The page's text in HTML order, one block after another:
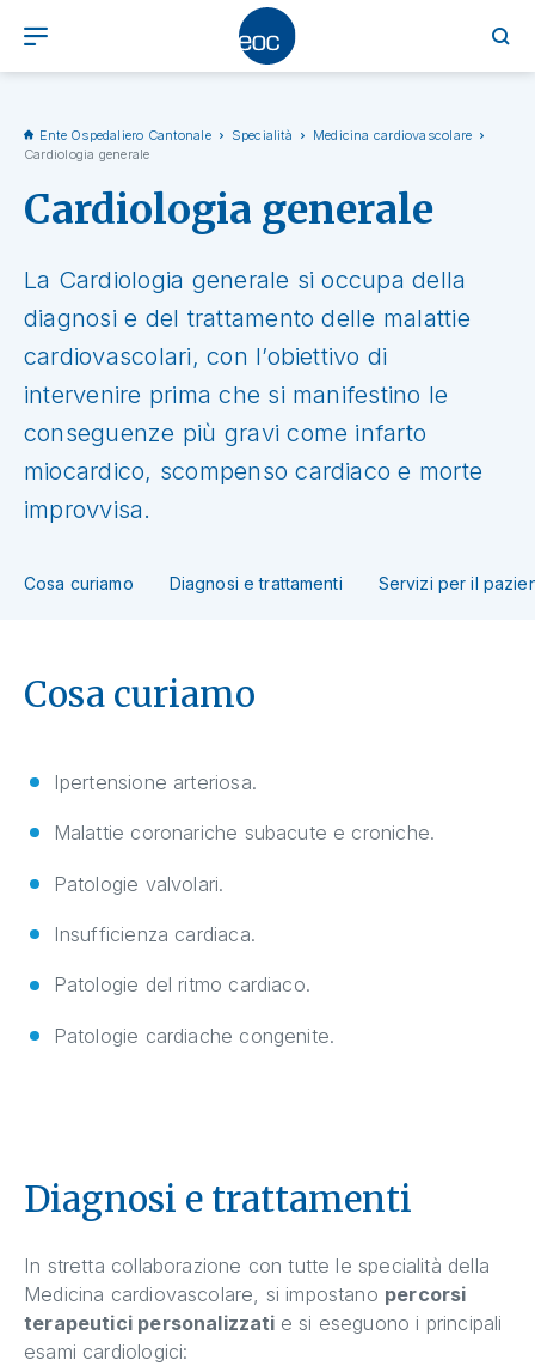
Ente Ospedaliero Cantonale Specialità
Medicina cardiovascolare
Cardiologia generale
Cardiologia generale
La Cardiologia generale si occupa della
diagnosi e del trattamento delle malattie
cardiovascolari, con l’obiettivo di
intervenire prima che si manifestino le
conseguenze più gravi come infarto
miocardico, scompenso cardiaco e morte
improvvisa.
Cosa curiamo Diagnosi e trattamenti Servizi per il
Cosa curiamo
Ipertensione arteriosa.
Malattie coronariche subacute e croniche.
Patologie valvolari.
Insufficienza cardiaca.
Patologie del ritmo cardiaco.
Patologie cardiache congenite.
Diagnosi e trattamenti
In stretta collaborazione con tutte le specialità della
Medicina cardiovascolare, si impostano percorsi
terapeutici personalizzati e si eseguono i principali
esami cardiologici: